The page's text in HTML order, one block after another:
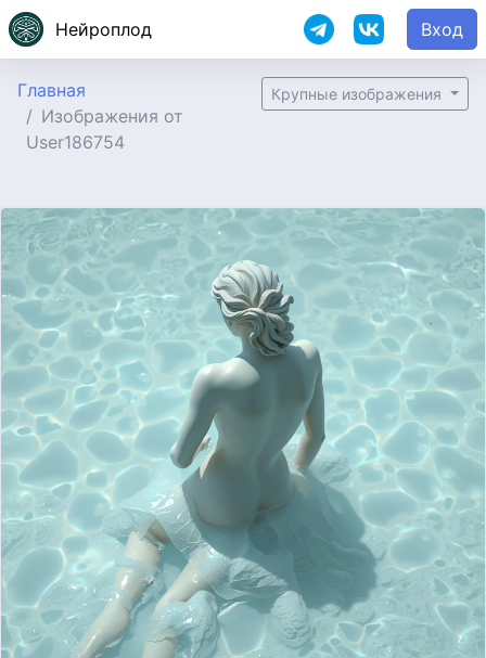
Нейроплод Вход
Главная
Изображения от
User186754
Крупные изображения